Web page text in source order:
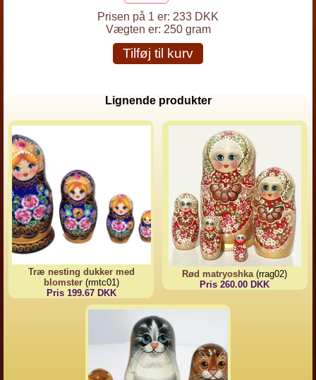
Prisen på 1 er: 233 DKK
Vægten er: 250 gram
Tilføj til kurv
Lignende produkter
Træ nesting dukker med
blomster (rmtc01)
Pris 199.67 DKK
Rød matryoshka(rrag02)
Pris 260.00 DKK